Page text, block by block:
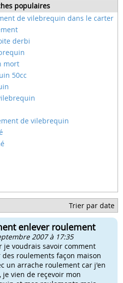
populaires
de vilebrequin dans le carter
derbi
mort
50cc
de vilebrequin
bloquer
Trier par date
enlever roulement
2007 à 17:35
je voudrais savoir comment
des roulements façon maison
un arrache roulement car j'en
je vien de reçevoir mon